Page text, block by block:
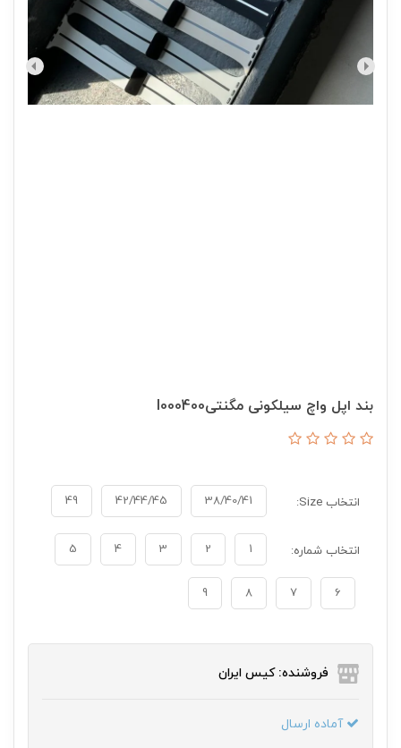
بند اپل واچ سیلکونی مگنتیI000400
انتخاب Size: 38/40/41
42/44/45
49
انتخاب شماره: 1
2
3
4
5
6
7
8
9
فروشنده: کیس ایران
آماده ارسال